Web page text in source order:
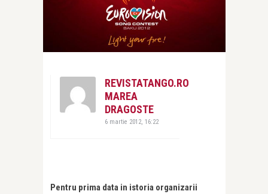
REVISTATANGO.RO
MAREA
DRAGOSTE
6 martie 2012, 16:22
Pentru prima data in istoria organizarii